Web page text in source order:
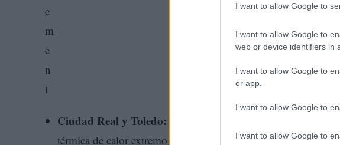
I want to allow Google to
I want to allow Google to
web or device identifiers in
I want to allow Google to
or app.
I want to allow Google to
I want to allow Google to
Ciudad Real y Toledo:
térmica de calor extremo a lo largo de la tarde.